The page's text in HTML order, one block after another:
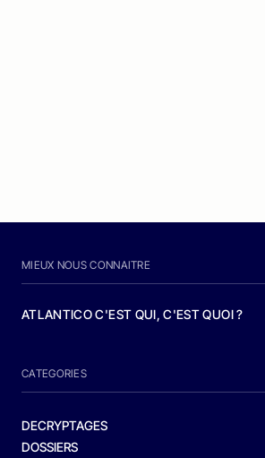
MIEUX NOUS CONNAITRE
ATLANTICO C'EST QUI, C'EST QUOI ?
CATEGORIES
DECRYPTAGES
DOSSIERS